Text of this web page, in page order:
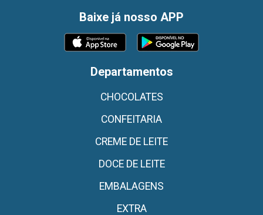
Baixe já nosso APP
Departamentos
CHOCOLATES
CONFEITARIA
CREME DE LEITE
DOCE DE LEITE
EMBALAGENS
EXTRA